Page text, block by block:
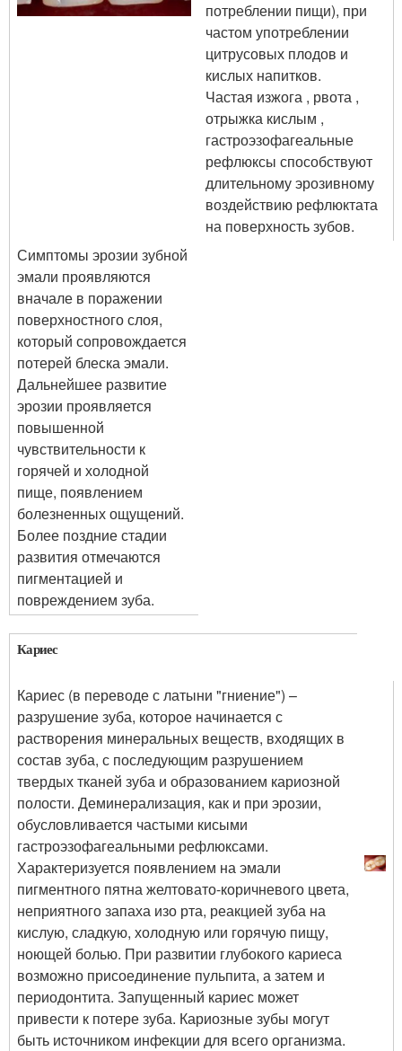
потреблении пищи), при
частом употреблении
цитрусовых плодов и
кислых напитков.
Частая изжога , рвота ,
отрыжка кислым ,
гастроэзофагеальные
рефлюксы способствуют
длительному эрозивному
воздействию рефлюктата
на поверхность зубов.
Симптомы эрозии зубной
эмали проявляются
вначале в поражении
поверхностного слоя,
который сопровождается
потерей блеска эмали.
Дальнейшее развитие
эрозии проявляется
повышенной
чувствительности к
горячей и холодной
пище, появлением
болезненных ощущений.
Более поздние стадии
развития отмечаются
пигментацией и
повреждением зуба.
Кариес
Кариес (в переводе с латыни "гниение") –
разрушение зуба, которое начинается с
растворения минеральных веществ, входящих в
состав зуба, с последующим разрушением
твердых тканей зуба и образованием кариозной
полости. Деминерализация, как и при эрозии,
обусловливается частыми кисыми
гастроэзофагеальными рефлюксами.
Характеризуется появлением на эмали
пигментного пятна желтовато-коричневого цвета,
неприятного запаха изо рта, реакцией зуба на
кислую, сладкую, холодную или горячую пищу,
ноющей болью. При развитии глубокого кариеса
возможно присоединение пульпита, а затем и
периодонтита. Запущенный кариес может
привести к потере зуба. Кариозные зубы могут
быть источником инфекции для всего организма.